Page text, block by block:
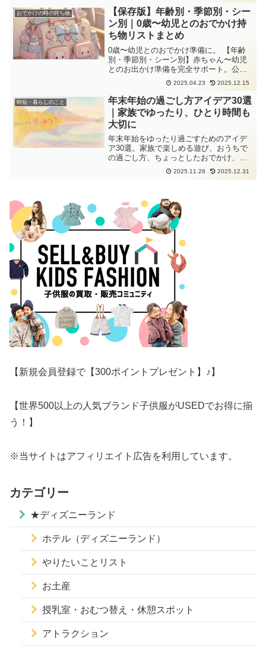
おでかけの時の持ち物
【保存版】年齢別・季節別・シー
ン別｜0歳〜幼児とのおでかけ持
ち物リストまとめ
0歳〜幼児とのおでかけ準備に。 【年齢
別・季節別・シーン別】赤ちゃん〜幼児
とのお出かけ準備を完全サポート。公
園・室内遊び・旅行・外食・雨の日・足
湯など、リアルな体験をもとに「あると
便利な持ち物」をママ目線でまとめまし
た。
2025.04.23 2025.12.15
時短・暮らしのこと
年末年始の過ごし方アイデア30選
｜家族でゆったり、ひとり時間も
大切に
年末年始をゆったり過ごすためのアイデ
ア30選。家族で楽しめる遊び、おうちで
の過ごし方、ちょっとしたおでかけ、年
明けが楽になる準備まで、無理なく取り
入れられるヒントをまとめました。
2025.11.26 2025.12.31
【新規会員登録で【300ポイントプレゼント】♪】
【世界500以上の人気ブランド子供服がUSEDでお得に揃
う！】
※当サイトはアフィリエイト広告を利用しています。
カテゴリー
★ディズニーランド
ホテル（ディズニーランド）
やりたいことリスト
お土産
授乳室・おむつ替え・休憩スポット
アトラクション